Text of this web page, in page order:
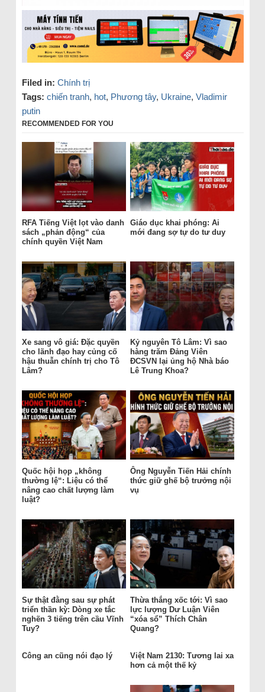
Filed in: Chính trị
Tags: chiến tranh, hot, Phương tây, Ukraine, Vladimir
putin
RECOMMENDED FOR YOU
RFA Tiếng Việt lọt vào danh
sách „phản động“ của
chính quyền Việt Nam
Giáo dục khai phóng: Ai
mới đang sợ tự do tư duy
Xe sang vô giá: Đặc quyền
cho lãnh đạo hay củng cố
hậu thuẫn chính trị cho Tô
Lâm?
Kỷ nguyên Tô Lâm: Vì sao
hàng trăm Đảng Viên
ĐCSVN lại ủng hộ Nhà báo
Lê Trung Khoa?
Quốc hội họp „không
thường lệ“: Liệu có thể
nâng cao chất lượng làm
luật?
Ông Nguyễn Tiến Hải chính
thức giữ ghế bộ trưởng nội
vụ
Sự thật đằng sau sự phát
triển thần kỳ: Dòng xe tắc
nghẽn 3 tiếng trên cầu Vĩnh
Tuy?
Thừa thắng xốc tới: Vì sao
lực lượng Dư Luận Viên
“xóa sổ” Thích Chân
Quang?
Công an cũng nói đạo lý
Việt Nam 2130: Tương lai xa
hơn cả một thế kỷ